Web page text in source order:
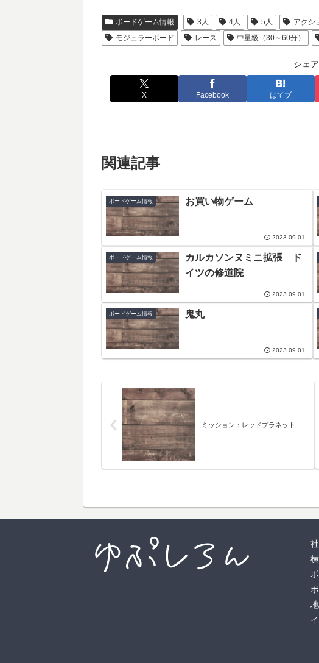
ボードゲーム情報 3人 4人 5人 アクシ
モジュラーボード
レース 中量級（30～60分）
シェ
X Facebook はてブ
関連記事
ボードゲーム情報 お買い物ゲーム
2023.09.01
ボードゲーム情報
カルカソンヌミニ拡張 ド
イツの修道院
2023.09.01
ボードゲーム情報 鬼丸
2023.09.01
ミッション：レッドプラネット